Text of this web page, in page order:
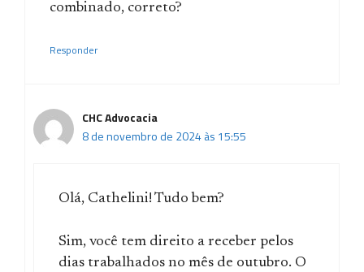
combinado, correto?
Responder
CHC Advocacia
8 de novembro de 2024 às 15:55
Olá, Cathelini! Tudo bem?
Sim, você tem direito a receber pelos
dias trabalhados no mês de outubro. O